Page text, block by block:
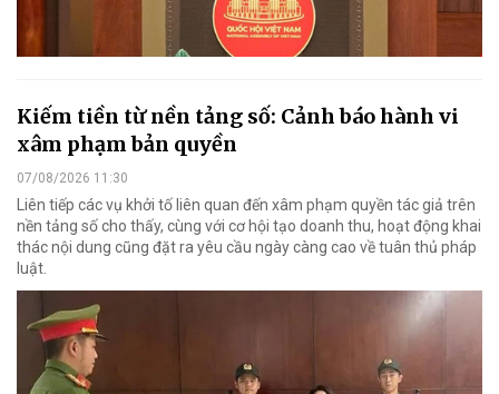
Kiếm tiền từ nền tảng số: Cảnh báo hành vi
xâm phạm bản quyền
07/08/2026 11:30
Liên tiếp các vụ khởi tố liên quan đến xâm phạm quyền tác giả trên
nền tảng số cho thấy, cùng với cơ hội tạo doanh thu, hoạt động khai
thác nội dung cũng đặt ra yêu cầu ngày càng cao về tuân thủ pháp
luật.